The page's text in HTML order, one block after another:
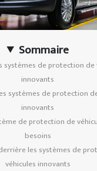
Sommaire
systèmes de protection de
innovants
systèmes de protection
innovants
de protection de
besoins
les systèmes de
véhicules innovants